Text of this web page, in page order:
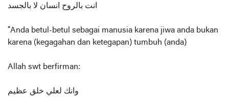
انت بالروح انسان لا بالجسد
“Anda betul-betul sebagai manusia karena jiwa anda bukan
karena (kegagahan dan ketegapan) tumbuh (anda)
Allah swt berfirman:
وانك لعلي خلق عظيم